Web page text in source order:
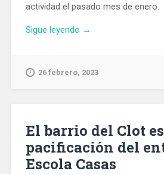
actividad el pasado mes de enero.
Sigue leyendo «Comienzan
de
del
Port
Olímpic
→
26 febrero, 2023
El barrio del Clot
pacificación del
Escola Casas